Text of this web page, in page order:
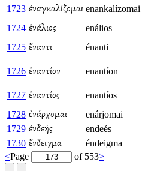
1723 ἐναγκαλίζομαι enankalízomai
1724 ἐνάλιος enálios
1725 ἔναντι énanti
1726 ἐναντίον enantíon
1727 ἐναντίος enantíos
1728 ἐνάρχομαι enárjomai
1729 ἐνδεής endeés
1730 ἔνδειγμα éndeigma
<Page of 553>